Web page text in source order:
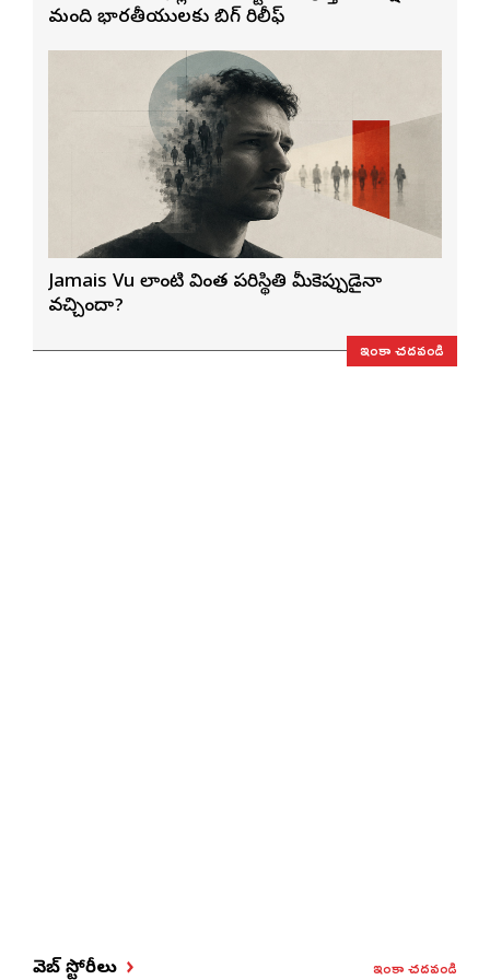
మంది భారతీయులకు బిగ్ రిలీఫ్
Jamais Vu లాంటి వింత పరిస్థితి మీకెప్పుడైనా
వచ్చిందా?
ఇంకా చదవండి
వెబ్ స్టోరీలు ఇంకా చదవండి